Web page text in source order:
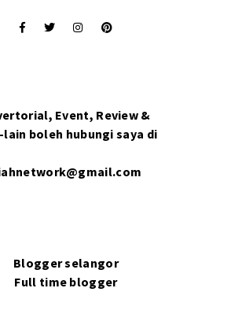
Event, Review &
lain boleh hubungi saya di
Blogger selangor
Full time blogger